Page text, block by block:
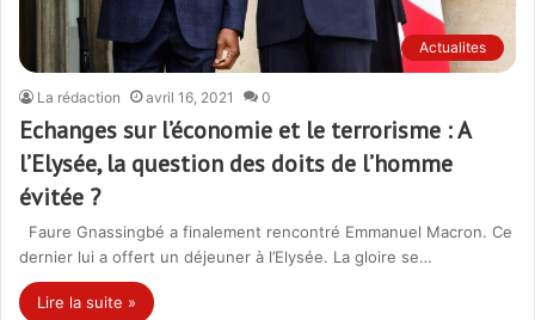
Actualites
La rédaction avril 16, 2021 0
Echanges sur l’économie et le terrorisme : A
l’Elysée, la question des doits de l’homme
évitée ?
Faure Gnassingbé a finalement rencontré Emmanuel Macron. Ce
dernier lui a offert un déjeuner à l’Elysée. La gloire se…
Lire la suite »